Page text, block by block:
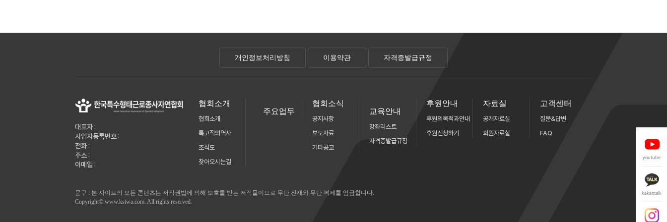
개인정보처리방침 이용약관 자격증발급규정
대표자 :
사업자등록번호 :
전화 :
주소 :
이메일 :
협회소개
협회소개
특고직의역사
조직도
찾아오시는길
주요업무
협회소식
공지사항
보도자료
기타공고
교육안내
강좌리스트
자격증발급규정
후원안내
후원의목적과안내
후원신청하기
자료실
공개자료실
회원자료실
고객센터
질문&답변
FAQ
문구 : 본 사이트의 모든 콘텐츠는 저작권법에 의해 보호를 받는 저작물이므로 무단 전재와 무단 복제를 엄금합니다.
Copyright©.www.kstwa.com. All rights reserved.
youtube
kakaotalk